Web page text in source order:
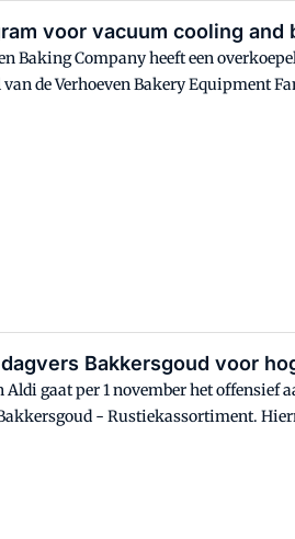
voor vacuum cooling and
Baking Company heeft een
de Verhoeven Bakery Equipment
Bakkersgoud voor
gaat per 1 november het offensief
- Rustiekassortiment.